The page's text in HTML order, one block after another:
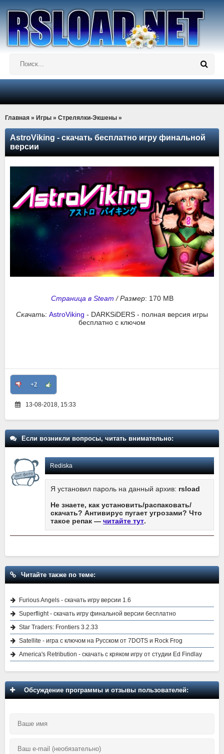
Главная » Игры » Стрелялки-Экшены »
AstroViking - скачать бесплатно игру финальной
версии
Страница в Steam /Размер: 170 MB
Скачать: AstroViking - DARKSiDERS - полная версия игры
бесплатно с ключом
+2
13-08-2018, 15:33
Если возникли вопросы, читать внимательно:
Rediska
Я установил пароль на данный архив: rsload
Не знаете, как установить/распаковать/
скачать? Антивирус пугает угрозами? Что
такое репак — читайте тут.
Читайте также по теме:
Furious Angels - скачать игру версии 1.6
Superflight - скачать игру финальной версии бесплатно
Star Traders: Frontiers 3.2.33
Satellite - игра с ключом на Русском от 7DOTS и Rock Frog
America's Retribution - скачать с кряком игру от студии Ed Findlay
Обсуждение программы и отзывы пользователей: